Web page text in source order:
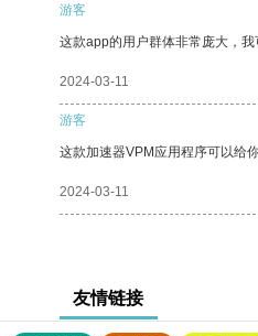
游客
这款app的用户群体非常庞大，我
2024-03-11
游客
这款加速器VPM应用程序可以给
2024-03-11
友情链接